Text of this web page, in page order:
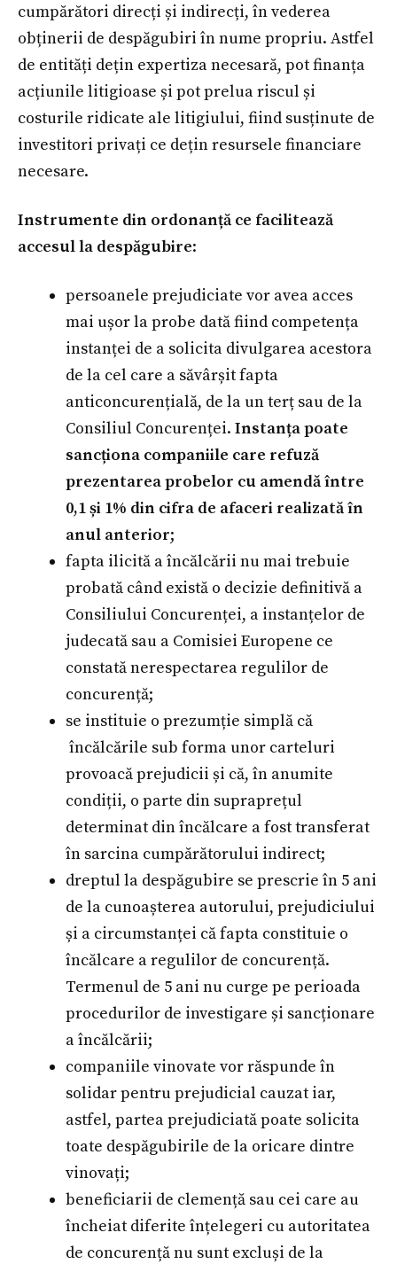
cumpărători direcți și indirecți, în vederea
obținerii de despăgubiri în nume propriu. Astfel
de entități dețin expertiza necesară, pot finanța
acțiunile litigioase și pot prelua riscul și
costurile ridicate ale litigiului, fiind susținute de
investitori privați ce dețin resursele financiare
necesare.
Instrumente din ordonanță ce facilitează
accesul la despăgubire:
persoanele prejudiciate vor avea acces
mai ușor la probe dată fiind competența
instanței de a solicita divulgarea acestora
de la cel care a săvârșit fapta
anticoncurențială, de la un terț sau de la
Consiliul Concurenței. Instanța poate
sancționa companiile care refuză
prezentarea probelor cu amendă între
0,1 și 1% din cifra de afaceri realizată în
anul anterior;
fapta ilicită a încălcării nu mai trebuie
probată când există o decizie definitivă a
Consiliului Concurenței, a instanțelor de
judecată sau a Comisiei Europene ce
constată nerespectarea regulilor de
concurență;
se instituie o prezumție simplă că
încălcările sub forma unor carteluri
provoacă prejudicii și că, în anumite
condiții, o parte din supraprețul
determinat din încălcare a fost transferat
în sarcina cumpărătorului indirect;
dreptul la despăgubire se prescrie în 5 ani
de la cunoașterea autorului, prejudiciului
și a circumstanței că fapta constituie o
încălcare a regulilor de concurență.
Termenul de 5 ani nu curge pe perioada
procedurilor de investigare și sancționare
a încălcării;
companiile vinovate vor răspunde în
solidar pentru prejudicial cauzat iar,
astfel, partea prejudiciată poate solicita
toate despăgubirile de la oricare dintre
vinovați;
beneficiarii de clemență sau cei care au
încheiat diferite înțelegeri cu autoritatea
de concurență nu sunt excluși de la